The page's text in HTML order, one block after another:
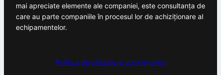
mai apreciate elemente ale companiei, este consultanța de
care au parte companiile în procesul lor de achiziționare al
echipamentelor.
Politica de utilizare a cookie-urilor